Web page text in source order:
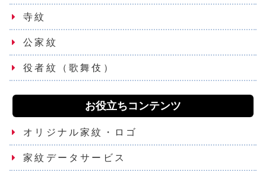
寺紋
公家紋
役者紋（歌舞伎）
お役立ちコンテンツ
オリジナル家紋・ロゴ
家紋データサービス